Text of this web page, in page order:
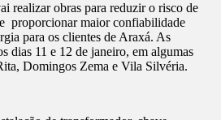
realizar obras para reduzir o risco de
proporcionar maior confiabilidade
para os clientes de Araxá. As
dias 11 e 12 de janeiro, em algumas
Domingos Zema e Vila Silvéria.